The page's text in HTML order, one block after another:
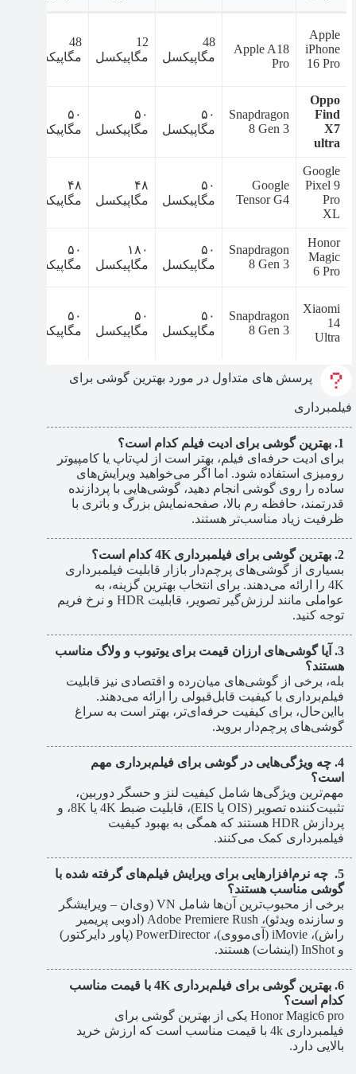
Apple
iPhone
16 Pro
Apple A18
Pro
48
مگاپیکسل
12
مگاپیکسل
48
مگاپیکسل
Oppo
Find
X7
ultra
Snapdragon
8 Gen 3
۵۰
مگاپیکسل
۵۰
مگاپیکسل
۵۰
مگاپیکسل
Google
Pixel 9
Pro
XL
Google
Tensor G4
۵۰
مگاپیکسل
۴۸
مگاپیکسل
۴۸
مگاپیکسل
Honor
Magic
6 Pro
Snapdragon
8 Gen 3
۵۰
مگاپیکسل
۱۸۰
مگاپیکسل
۵۰
مگاپیکسل
Xiaomi
14
Ultra
Snapdragon
8 Gen 3
۵۰
مگاپیکسل
۵۰
مگاپیکسل
۵۰
مگاپیکسل
پرسش های متداول در مورد بهترین گوشی برای
فیلمبرداری
بهترین گوشی برای ادیت فیلم کدام است؟
برای ادیت حرفه‌ای فیلم، بهتر است از لپ‌تاپ یا کامپیوتر
رومیزی استفاده شود. اما اگر می‌خواهید ویرایش‌های
ساده را روی گوشی انجام دهید، گوشی‌هایی با پردازنده
قدرتمند، حافظه رم بالا، صفحه‌نمایش بزرگ و باتری با
ظرفیت زیاد مناسب‌تر هستند.
بهترین گوشی برای فیلمبرداری 4K کدام است؟
بسیاری از گوشی‌های پرچم‌دار بازار قابلیت فیلمبرداری
4K را ارائه می‌دهند. برای انتخاب بهترین گزینه، به
عواملی مانند لرزش‌گیر تصویر، قابلیت HDR و نرخ فریم
توجه کنید.
آیا گوشی‌های ارزان قیمت برای یوتیوب و ولاگ مناسب
هستند؟
بله، برخی از گوشی‌های میان‌رده و اقتصادی نیز قابلیت
فیلم‌برداری با کیفیت قابل‌قبولی را ارائه می‌دهند.
بااین‌حال، برای کیفیت حرفه‌ای‌تر، بهتر است به سراغ
گوشی‌های پرچم‌دار بروید.
چه ویژگی‌هایی در گوشی برای فیلم‌برداری مهم
است؟
مهم‌ترین ویژگی‌ها شامل کیفیت لنز و حسگر دوربین،
تثبیت‌کننده تصویر (OIS یا EIS)، قابلیت ضبط 4K یا 8K، و
پردازش HDR هستند که همگی به بهبود کیفیت
فیلمبرداری کمک می‌کنند.
چه نرم‌افزارهایی برای ویرایش فیلم‌های گرفته شده با
گوشی مناسب هستند؟
برخی از محبوب‌ترین آن‌ها شامل VN (وی‌ان – ویرایشگر
و سازنده ویدئو)، Adobe Premiere Rush (ادوبی پریمیر
راش)، iMovie (آی‌مووی)، PowerDirector (پاور دایرکتور)
و InShot (اینشات) هستند.
بهترین گوشی برای فیلم‌برداری 4K با قیمت مناسب
کدام است؟
Honor Magic6 pro یکی از بهترین گوشی برای
فیلمبرداری 4k با قیمت مناسب است که ارزش خرید
بالایی دارد.